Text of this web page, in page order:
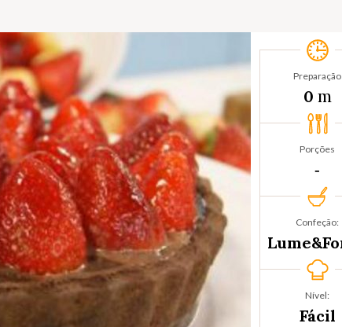
Preparação
0 m
Porções
‐
Confeção:
Nível:
Fácil